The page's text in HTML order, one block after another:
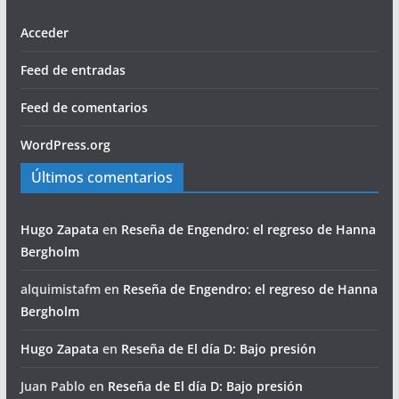
Acceder
Feed de entradas
Feed de comentarios
WordPress.org
Últimos comentarios
Hugo Zapata en Reseña de Engendro: el regreso de Hanna
Bergholm
alquimistafmen Reseña de Engendro: el regreso de Hanna
Bergholm
Hugo Zapata en Reseña de El día D: Bajo presión
Juan Pablo en Reseña de El día D: Bajo presión